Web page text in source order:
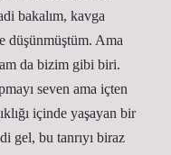
bakalım, kavga
düşünmüştüm. Ama
da bizim gibi biri.
seven ama içten
içinde yaşayan bir
gel, bu tanrıyı biraz